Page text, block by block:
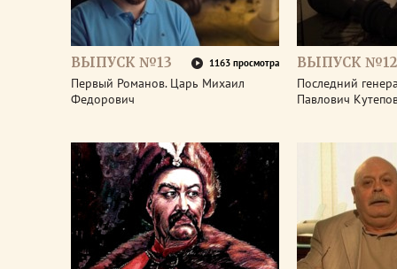
ВЫПУСК №13 1163 просмотра
Первый Романов. Царь Михаил
Федорович
ВЫПУСК №12
Последний
Павлович